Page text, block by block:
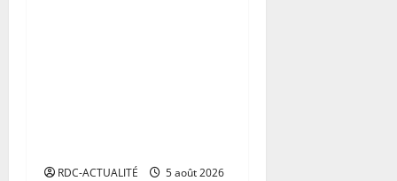
RDC-ACTUALITÉ
5 août 2026